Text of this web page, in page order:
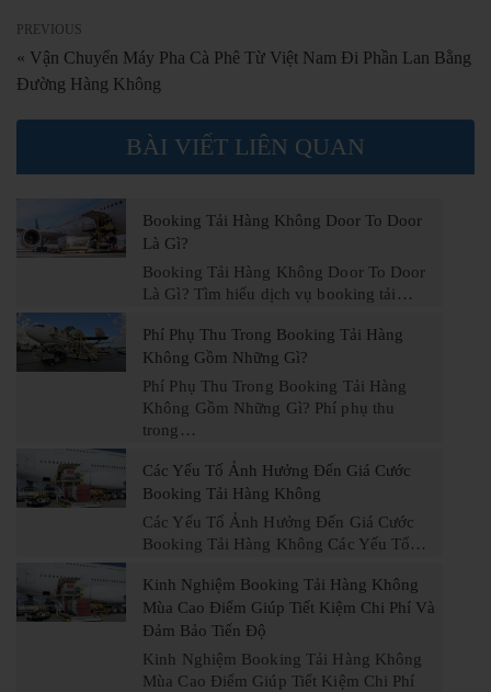
PREVIOUS
« Vận Chuyển Máy Pha Cà Phê Từ Việt Nam Đi Phần Lan Bằng
Đường Hàng Không
BÀI VIẾT LIÊN QUAN
Booking Tải Hàng Không Door To Door
Là Gì?
Booking Tải Hàng Không Door To Door
Là Gì? Tìm hiểu dịch vụ booking tải…
Phí Phụ Thu Trong Booking Tải Hàng
Không Gồm Những Gì?
Phí Phụ Thu Trong Booking Tải Hàng
Không Gồm Những Gì? Phí phụ thu
trong…
Các Yếu Tố Ảnh Hưởng Đến Giá Cước
Booking Tải Hàng Không
Các Yếu Tố Ảnh Hưởng Đến Giá Cước
Booking Tải Hàng Không Các Yếu Tố…
Kinh Nghiệm Booking Tải Hàng Không
Mùa Cao Điểm Giúp Tiết Kiệm Chi Phí Và
Đảm Bảo Tiến Độ
Kinh Nghiệm Booking Tải Hàng Không
Mùa Cao Điểm Giúp Tiết Kiệm Chi Phí